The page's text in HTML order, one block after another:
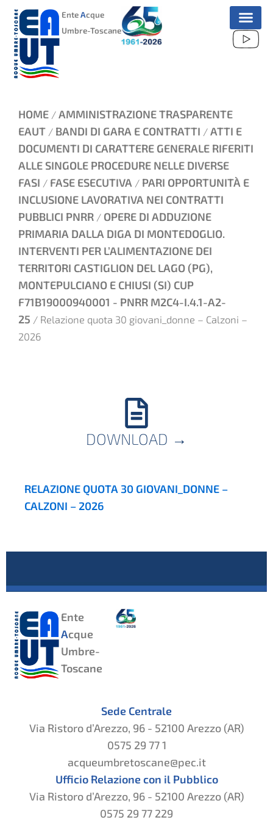
VAI
CONTENUTO
EnteAcque
Umbre-Toscane
HOME / AMMINISTRAZIONE TRASPARENTE
EAUT / BANDI DI GARA E CONTRATTI / ATTI E
DOCUMENTI DI CARATTERE GENERALE RIFERITI
ALLE SINGOLE PROCEDURE NELLE DIVERSE
FASI / FASE ESECUTIVA / PARI OPPORTUNITÀ E
INCLUSIONE LAVORATIVA NEI CONTRATTI
PUBBLICI PNRR / OPERE DI ADDUZIONE
PRIMARIA DALLA DIGA DI MONTEDOGLIO.
INTERVENTI PER L’ALIMENTAZIONE DEI
TERRITORI CASTIGLION DEL LAGO (PG),
MONTEPULCIANO E CHIUSI (SI) CUP
F71B19000940001 - PNRR M2C4-I.4.1-A2-
25 / Relazione quota 30 giovani_donne – Calzoni –
2026
DOWNLOAD →
RELAZIONE QUOTA 30 GIOVANI_DONNE –
CALZONI – 2026
Ente
Acque
Umbre-
Toscane
Sede Centrale
Via Ristoro d’Arezzo, 96 - 52100 Arezzo (AR)
0575 29 77 1
acqueumbretoscane@pec.it
Ufficio Relazione con il Pubblico
Via Ristoro d’Arezzo, 96 - 52100 Arezzo (AR)
0575 29 77 229